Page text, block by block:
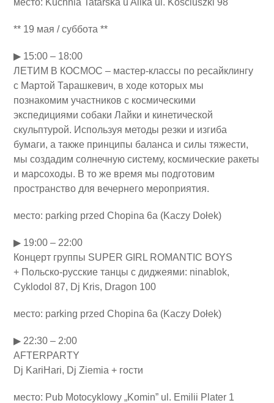
место: Kuchnia Tatarska u Alika ul. Kościuszki 98
** 19 мая / суббота **
▶ 15:00 – 18:00
ЛЕТИМ В КОСМОС – мастер-классы по ресайклингу
с Мартой Тарашкевич, в ходе которых мы
познакомим участников с космическими
экспедициями собаки Лайки и кинетической
скульптурой. Используя методы резки и изгиба
бумаги, а также принципы баланса и силы тяжести,
мы создадим солнечную систему, космические ракеты
и марсоходы. В то же время мы подготовим
пространство для вечернего мероприятия.
место: parking przed Chopina 6a (Kaczy Dołek)
▶ 19:00 – 22:00
Концерт группы SUPER GIRL ROMANTIC BOYS
+ Польско-русские танцы с диджеями: ninablok,
Cyklodol 87, Dj Kris, Dragon 100
место: parking przed Chopina 6a (Kaczy Dołek)
▶ 22:30 – 2:00
AFTERPARTY
Dj KariHari, Dj Ziemia + гости
место: Pub Motocyklowy „Komin” ul. Emilii Plater 1